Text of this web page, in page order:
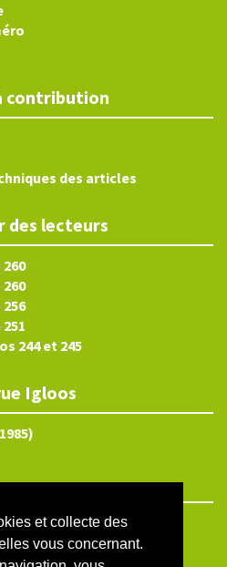
et collecte des
vous concernant.
contribution
des articles
des lecteurs
244 et 245
Igloos
2804-3359
du site